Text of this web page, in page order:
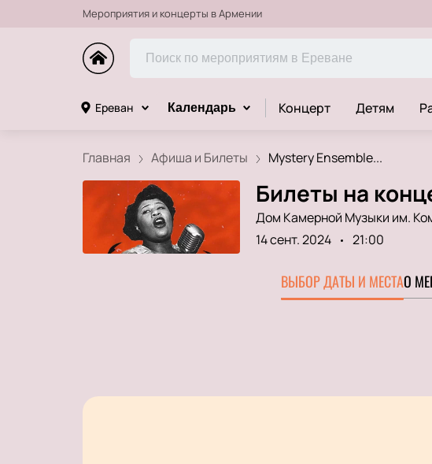
Мероприятия и концерты в Армении
Ереван Календарь Концерт Детям
Главная Афиша и Билеты Mystery Ensemble...
Билеты на
Дом Камерной Музыки им.
14 сент. 2024
21:00
ВЫБОР ДАТЫ И МЕСТАО